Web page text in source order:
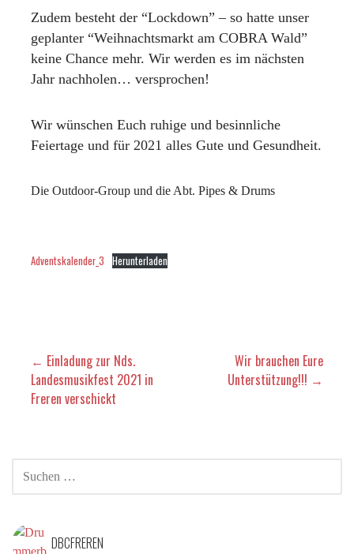
W
l
d
”
Zudem besteht der “Lockdown” – so hatte unser
geplanter “Weihnachtsmarkt am COBRA Wald”
keine Chance mehr. Wir werden es im nächsten
Jahr nachholen… versprochen!
Wir wünschen Euch ruhige und besinnliche
Feiertage und für 2021 alles Gute und Gesundheit.
Die Outdoor-Group und die Abt. Pipes & Drums
Adventskalender_3 Herunterladen
← Einladung zur Nds.
Landesmusikfest 2021 in
Freren verschickt
Wir brauchen Eure
Unterstützung!!! →
DBCFREREN